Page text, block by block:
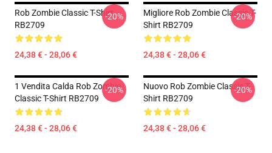
Rob Zombie Classic T-Shirt
RB2709
24,38 € - 28,06 €
-20%
Migliore Rob Zombie Classic T-
Shirt RB2709
24,38 € - 28,06 €
-20%
1 Vendita Calda Rob Zombie
Classic T-Shirt RB2709
24,38 € - 28,06 €
-20%
Nuovo Rob Zombie Classic T-
Shirt RB2709
24,38 € - 28,06 €
-20%